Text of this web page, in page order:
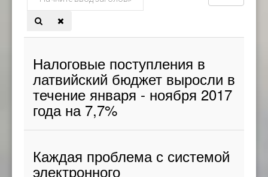
ввод
заголовка
метки
во
Налоговые поступления в
латвийский бюджет выросли в
течение января - ноября 2017
года на 7,7%
Каждая проблема с системой
электронного